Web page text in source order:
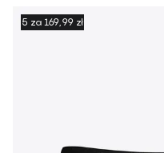
5 za 169,99 zł